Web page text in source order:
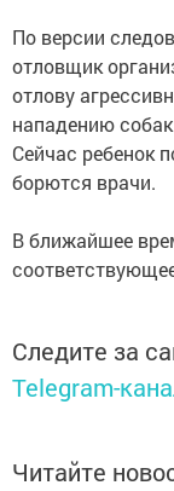
По версии
отловщик
отлову
нападению
Сейчас ребенок
борются врачи.
В ближайшее
Следите за
Telegram-
Читайте